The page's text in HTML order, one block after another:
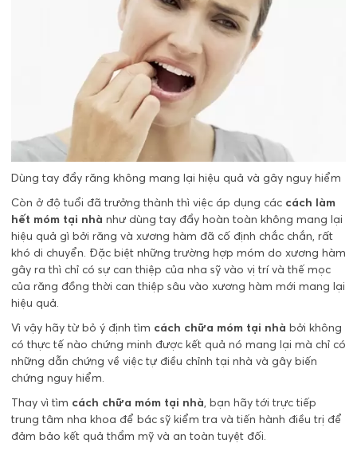
Dùng tay đẩy răng không mang lại hiệu quả và gây nguy hiểm
Còn ở độ tuổi đã trưởng thành thì việc áp dụng các cách làm
hết móm tại nhà như dùng tay đẩy hoàn toàn không mang lại
hiệu quả gì bởi răng và xương hàm đã cố định chắc chắn, rất
khó di chuyển. Đặc biệt những trường hợp móm do xương hàm
gây ra thì chỉ có sự can thiệp của nha sỹ vào vị trí và thế mọc
của răng đồng thời can thiệp sâu vào xương hàm mới mang lại
hiệu quả.
Vì vậy hãy từ bỏ ý định tìm cách chữa móm tại nhà bởi không
có thực tế nào chứng minh được kết quả nó mang lại mà chỉ có
những dẫn chứng về việc tự điều chỉnh tại nhà và gây biến
chứng nguy hiểm.
Thay vì tìm cách chữa móm tại nhà, bạn hãy tới trực tiếp
trung tâm nha khoa để bác sỹ kiểm tra và tiến hành điều trị để
đảm bảo kết quả thẩm mỹ và an toàn tuyệt đối.